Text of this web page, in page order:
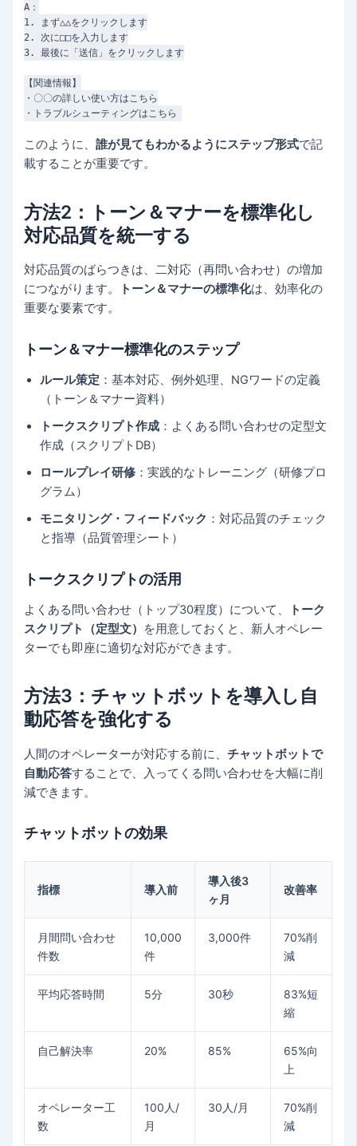
A：
1. まず△△をクリックします
2. 次に□□を入力します
3. 最後に「送信」をクリックします
【関連情報】
・〇〇の詳しい使い方はこちら
このように、誰が見てもわかるようにステップ形式で記
載することが重要です。
方法2：トーン＆マナーを標準化し
対応品質を統一する
対応品質のばらつきは、二対応（再問い合わせ）の増加
につながります。
トーン＆マナーの標準化は、効率化の
重要な要素です。
トーン＆マナー標準化のステップ
ルール策定 ：基本対応、例外処理、NGワードの定義
（トーン＆マナー資料）
トークスクリプト作成 ：よくある問い合わせの定型文
作成（スクリプトDB）
ロールプレイ研修 ：実践的なトレーニング（研修プロ
グラム）
モニタリング・フィードバック ：対応品質のチェック
と指導（品質管理シート）
トークスクリプトの活用
よくある問い合わせ（トップ30程度）について、
トーク
スクリプト（定型文） を用意しておくと、新人オペレー
ターでも即座に適切な対応ができます。
方法3：チャットボットを導入し自
動応答を強化する
人間のオペレーターが対応する前に、チャットボットで
自動応答することで、入ってくる問い合わせを大幅に削
減できます。
チャットボットの効果
指標 導入前
導入後3
ヶ月
改善率
月間問い合わせ
件数
10,000
件
3,000件
70%削
減
平均応答時間 5分 30秒
83%短
縮
自己解決率 20% 85%
65%向
上
オペレーター工
数
100人/
月
30人/月
70%削
減